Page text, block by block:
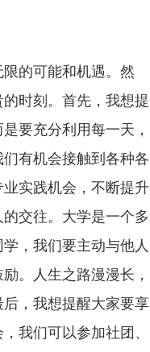
的可能和机遇。然
时刻。首先，我想提
要充分利用每一天，
有机会接触到各种各
实践机会，不断提升
交往。大学是一个多
，我们要主动与他人
。人生之路漫漫长，
，我想提醒大家要享
我们可以参加社团、